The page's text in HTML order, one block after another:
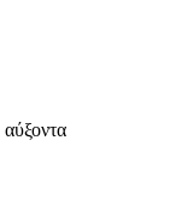
αύξοντα